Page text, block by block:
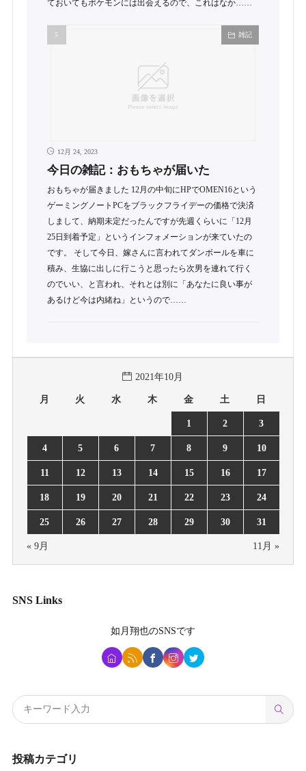
ておいてもポケモンには出会えるので、これはなか……
雑記
12月 24, 2023
今日の雑記：おもちゃが届いた
おもちゃが届きました 12月の中旬にHPでOMEN16という
ゲーミングノートPCをブラックフライデーの価格で決済
しまして、納期未定だったんですが先週くらいに「12月
25日到着予定」というインフォメーションが来ていたの
です。 そして今日、嫁さんに言われてダンボールを車に
積み、生協に出しに行こうと思ったら次男を連れて行く
のでいい、と言われ、それとは別に「あなたに良い事が
あるけど今は内緒ね」というので……
2021年10月
月 火 水 木 金 土 日
1 2 3
4 5 6 7 8 9 10
11 12 13 14 15 16 17
18 19 20 21 22 23 24
25 26 27 28 29 30 31
« 9月 11月 »
SNS Links
如月翔也のSNSです
投稿カテゴリ